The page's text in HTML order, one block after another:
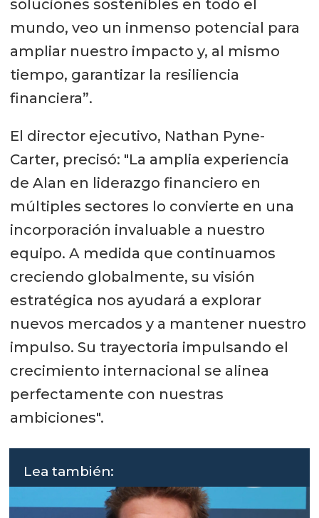
soluciones sostenibles en todo el
mundo, veo un inmenso potencial para
ampliar nuestro impacto y, al mismo
tiempo, garantizar la resiliencia
financiera”.
El director ejecutivo, Nathan Pyne-
Carter, precisó: "La amplia experiencia
de Alan en liderazgo financiero en
múltiples sectores lo convierte en una
incorporación invaluable a nuestro
equipo. A medida que continuamos
creciendo globalmente, su visión
estratégica nos ayudará a explorar
nuevos mercados y a mantener nuestro
impulso. Su trayectoria impulsando el
crecimiento internacional se alinea
perfectamente con nuestras
ambiciones".
Lea también: